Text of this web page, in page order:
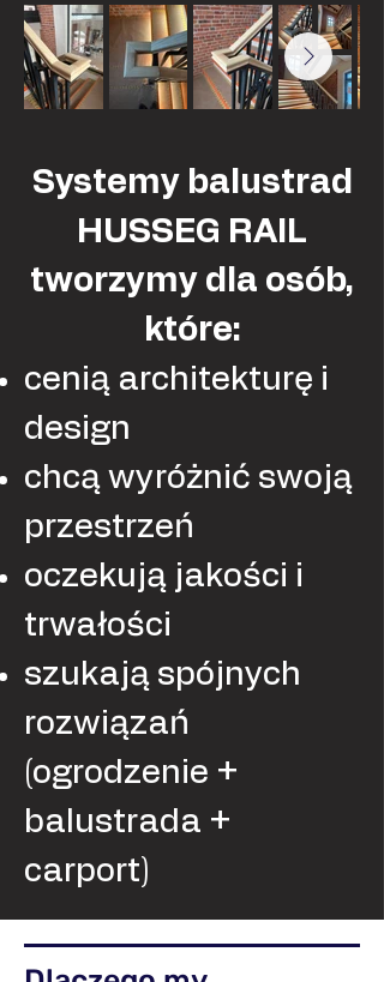
Systemy balustrad
HUSSEG RAIL
tworzymy dla osób,
które:
cenią architekturę i
design
chcą wyróżnić swoją
przestrzeń
oczekują jakości i
trwałości
szukają spójnych
rozwiązań
(ogrodzenie +
balustrada +
carport)